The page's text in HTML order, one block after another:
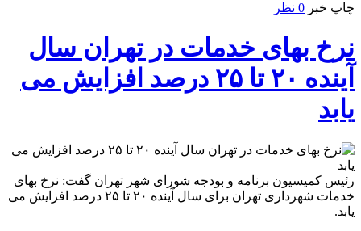
چاپ خبر 0 نظر
نرخ بهای خدمات در تهران سال
آینده ۲۰ تا ۲۵ درصد افزایش می
یابد
رئیس کمیسیون برنامه و بودجه شورای شهر تهران گفت: نرخ بهای
خدمات شهرداری تهران برای سال آینده ۲۰ تا ۲۵ درصد افزایش می
یابد.